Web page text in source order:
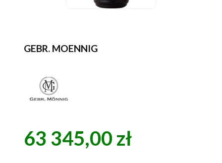
GEBR. MOENNIG
Cena
63 345,00 zł